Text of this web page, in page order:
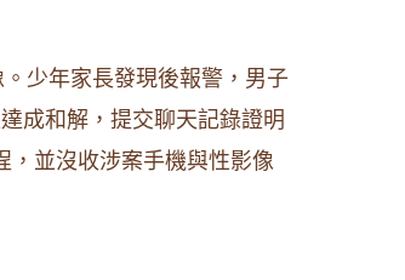
少年家長發現後報警，男子
成和解，提交聊天記錄證明
，並沒收涉案手機與性影像